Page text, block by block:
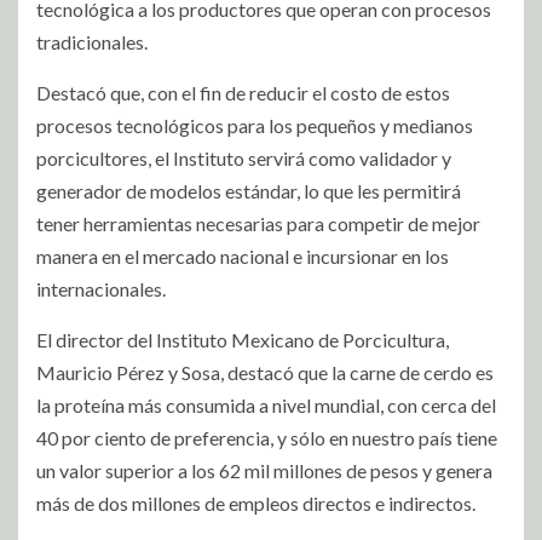
tecnológica a los productores que operan con procesos
tradicionales.
Destacó que, con el fin de reducir el costo de estos
procesos tecnológicos para los pequeños y medianos
porcicultores, el Instituto servirá como validador y
generador de modelos estándar, lo que les permitirá
tener herramientas necesarias para competir de mejor
manera en el mercado nacional e incursionar en los
internacionales.
El director del Instituto Mexicano de Porcicultura,
Mauricio Pérez y Sosa, destacó que la carne de cerdo es
la proteína más consumida a nivel mundial, con cerca del
40 por ciento de preferencia, y sólo en nuestro país tiene
un valor superior a los 62 mil millones de pesos y genera
más de dos millones de empleos directos e indirectos.